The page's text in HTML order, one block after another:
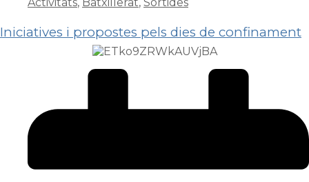
Iniciatives i propostes pels dies de confinament